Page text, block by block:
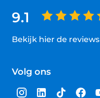
9.1
Bekijk hier de reviews
van
sterren
Volg ons